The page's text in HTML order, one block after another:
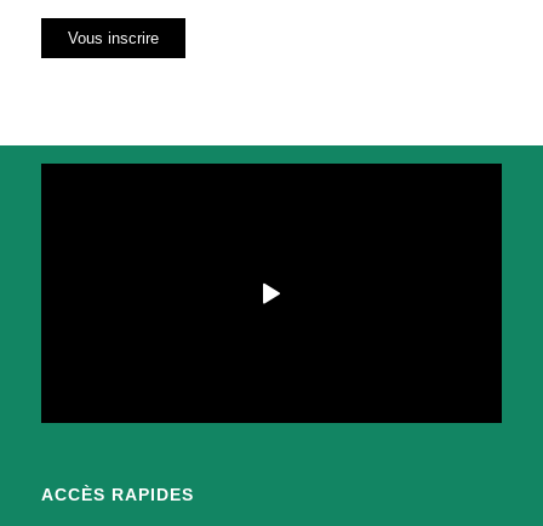
ACCÈS RAPIDES